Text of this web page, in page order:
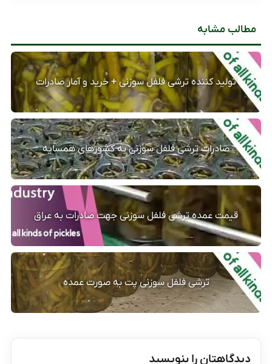
مطالب مشابه
تولید کننده ترشی فلفل سوزنی + خرید و آمار صادرات
صادرات ترشی فلفل سوزنی به کشورهای همسایه
قیمت عمده ترشی فلفل سوزنی جهت صادرات به عراق
ترشی فلفل سوزنی پت به صورت عمده
دیدگاهتان را بنویسید